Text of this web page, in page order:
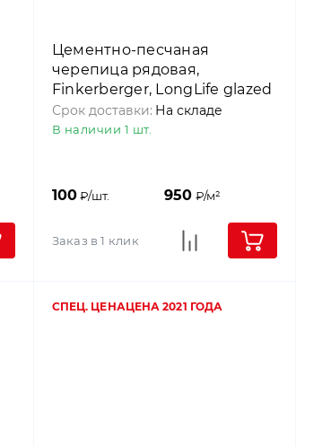
Цементно-песчаная
черепица рядовая,
Finkerberger, LongLife glazed
Гранит, Nelskamp
Срок доставки: На складе
В наличии 1 шт.
100₽/шт. 950 ₽/м²
Заказ в 1 клик
СПЕЦ. ЦЕНАЦЕНА 2021 ГОДА